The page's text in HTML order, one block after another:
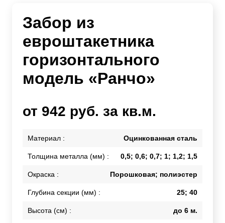
Забор из
евроштакетника
горизонтального
модель «Ранчо»
от 942 руб. за кв.м.
Материал : Оцинкованная сталь
Толщина металла (мм) : 0,5; 0,6; 0,7; 1; 1,2; 1,5
Окраска : Порошковая; полиэстер
Глубина секции (мм) : 25; 40
Высота (см) : до 6 м.